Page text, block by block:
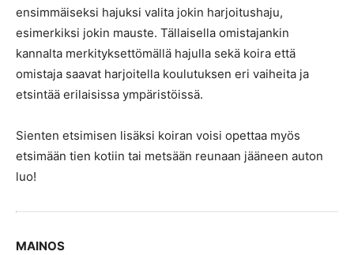
ensimmäiseksi hajuksi valita jokin harjoitushaju,
esimerkiksi jokin mauste. Tällaisella omistajankin
kannalta merkityksettömällä hajulla sekä koira että
omistaja saavat harjoitella koulutuksen eri vaiheita ja
etsintää erilaisissa ympäristöissä.
Sienten etsimisen lisäksi koiran voisi opettaa myös
etsimään tien kotiin tai metsään reunaan jääneen auton
luo!
MAINOS